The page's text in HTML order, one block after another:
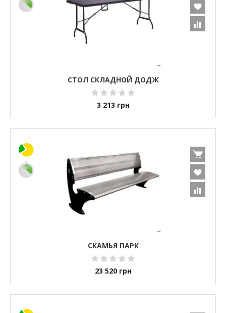
СТОЛ СКЛАДНОЙ ДОДЖ
3 213 грн
СКАМЬЯ ПАРК
23 520 грн